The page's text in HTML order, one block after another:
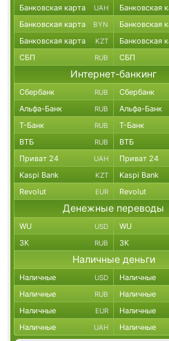
Банковская карта UAH Банковская
Банковская карта BYN Банковская
Банковская карта KZT Банковская
СБП RUB СБП
Интернет-банкинг
Сбербанк RUB Сбербанк
Альфа-Банк RUB Альфа-Банк
Т-Банк RUB Т-Банк
ВТБ RUB ВТБ
Приват 24 UAH Приват 24
Kaspi Bank KZT Kaspi Bank
Revolut EUR Revolut
Денежные переводы
WU USD WU
ЗК RUB ЗК
Наличные деньги
Наличные USD Наличные
Наличные RUB Наличные
Наличные EUR Наличные
Наличные UAH Наличные